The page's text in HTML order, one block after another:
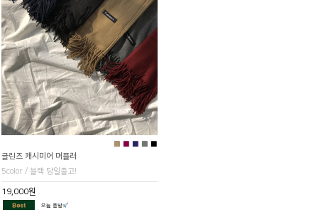
글린즈 캐시미어 머플러
5color / 블랙 당일출고!
19,000원